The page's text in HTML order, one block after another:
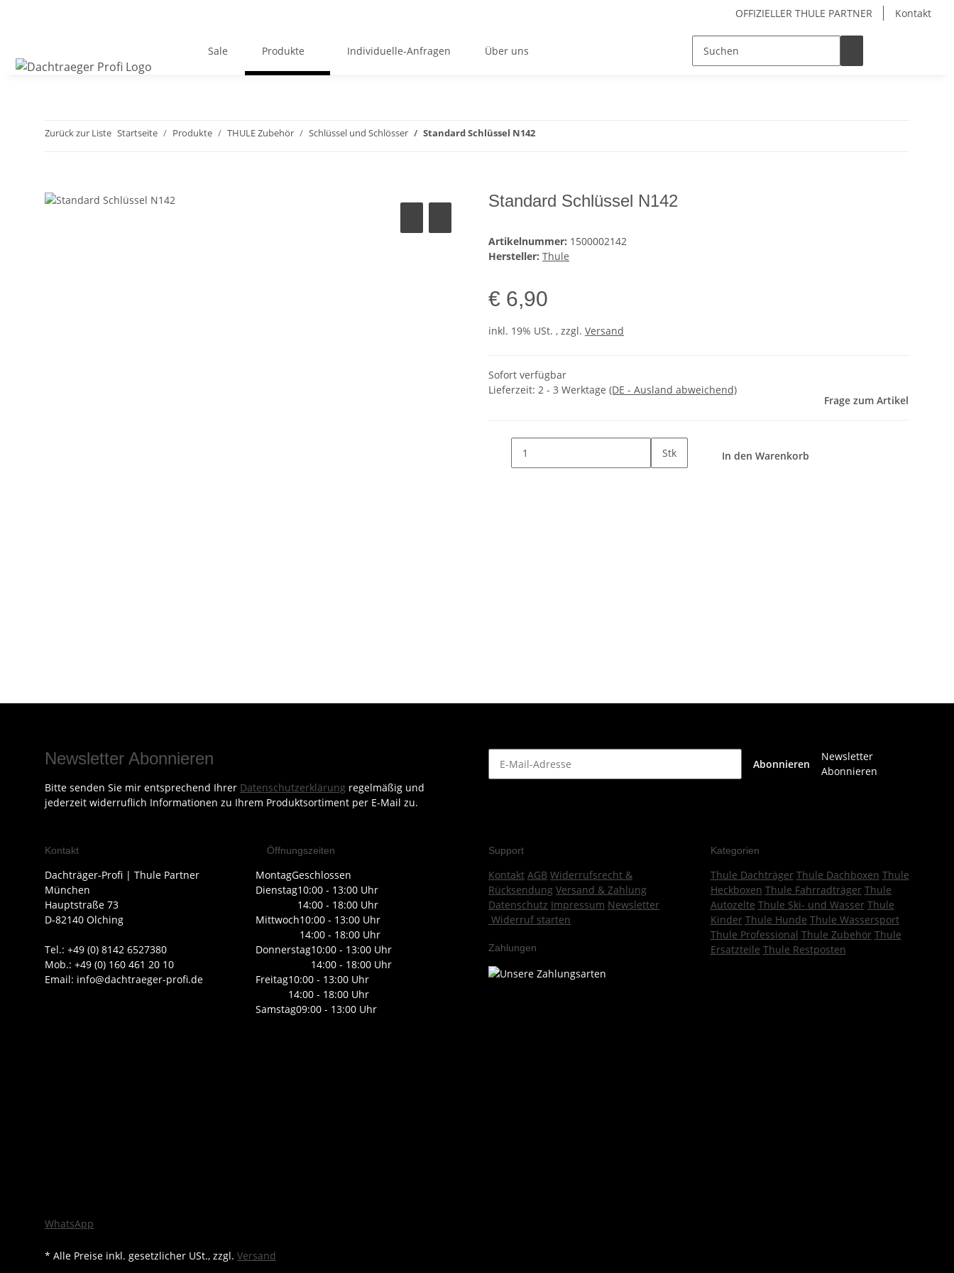
OFFIZIELLER THULE PARTNER Kontakt
Sale Produkte Individuelle-Anfragen Über uns
Zurück zur Liste Startseite Produkte THULE Zubehör Schlüssel und Schlösser Standard Schlüssel N142
Standard Schlüssel N142
Artikelnummer: 1500002142
Hersteller: Thule
€ 6,90
inkl. 19% USt. , zzgl. Versand
Sofort verfügbar
Lieferzeit: 2 - 3 Werktage (DE - Ausland abweichend)
Frage zum Artikel
Stk In den Warenkorb
Newsletter Abonnieren
Bitte senden Sie mir entsprechend Ihrer Datenschutzerklärung regelmäßig und
jederzeit widerruflich Informationen zu Ihrem Produktsortiment per E-Mail zu.
Abonnieren
Newsletter
Abonnieren
Kontakt
Dachträger-Profi | Thule Partner
München
Hauptstraße 73
D-82140 Olching
Tel.: +49 (0) 8142 6527380
Mob.: +49 (0) 160 461 20 10
Email: info@dachtraeger-profi.de
WhatsApp
Öffnungszeiten
MontagGeschlossen
Dienstag10:00 - 13:00 Uhr
14:00 - 18:00 Uhr
Mittwoch10:00 - 13:00 Uhr
14:00 - 18:00 Uhr
Donnerstag10:00 - 13:00 Uhr
14:00 - 18:00 Uhr
Freitag10:00 - 13:00 Uhr
14:00 - 18:00 Uhr
Samstag09:00 - 13:00 Uhr
Support
Kontakt AGB Widerrufsrecht &
Rücksendung Versand & Zahlung
Datenschutz Impressum Newsletter
Widerruf starten
Zahlungen
Kategorien
Thule Dachträger Thule Dachboxen Thule
Heckboxen Thule Fahrradträger Thule
Autozelte Thule Ski- und Wasser Thule
Kinder Thule Hunde Thule Wassersport
Thule Professional Thule Zubehör Thule
Ersatzteile Thule Restposten
* Alle Preise inkl. gesetzlicher USt., zzgl. Versand